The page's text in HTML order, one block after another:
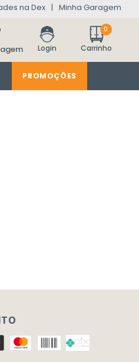
na Dex Minha Garagem
0
PROMOÇÕES